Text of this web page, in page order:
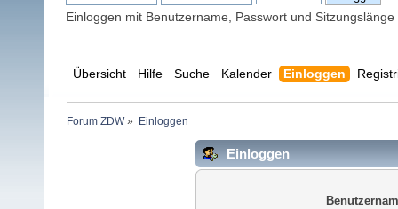
Einloggen mit Benutzername, Passwort und Sitzungslänge
Übersicht Hilfe Suche Kalender Einloggen
Forum ZDW» Einloggen
Einloggen